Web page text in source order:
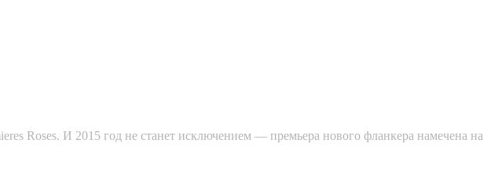
Roses. И 2015 год не станет исключением — премьера нового фланкера намечена на